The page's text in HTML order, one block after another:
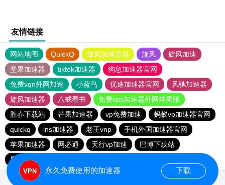
友情链接
网站地图 QuickQ 旋风加速度器 旋风
旋风加速
坚果加速器
tiktok加速器
狗急加速器官网
免费vqn外网加速
小蓝鸟 优途加速器官网
风驰加速器
旋风加速器
八戒看书
免费vps加速器外网苹果版
胜春下载站
芒果加速器 vp免费加速
蚂蚁vp加速器官网
quickq
ins加速器 老王vnp
手机外国加速器官网
苹果加速器
网必通 天行vp加速
巴博下载站
黑洞加速噐
永久免费使用的加速器 下载